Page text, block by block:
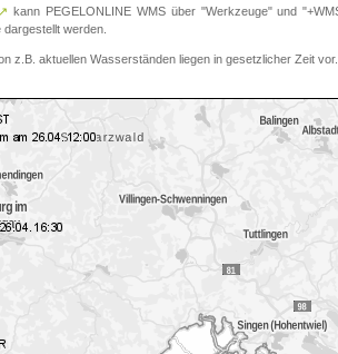
↗ kann PEGELONLINE WMS über "Werkzeuge" und
werden.
z.B. aktuellen Wasserständen liegen in gesetzlicher Zeit vor.